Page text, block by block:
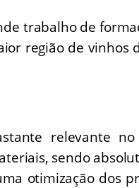
trabalho de
região de vinhos
relevante no
sendo
otimização dos